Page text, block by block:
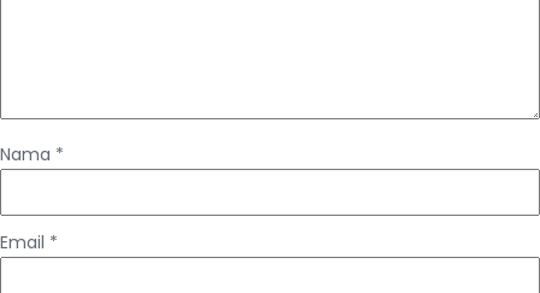
Nama *
Email *